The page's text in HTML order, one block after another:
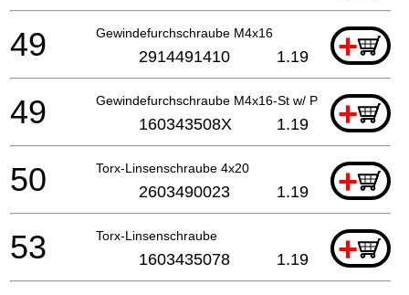
Gewindefurchschraube M4x16 +
49 2914491410 1.19
Gewindefurchschraube M4x16-St w/ Precote 85-3
+
49 160343508X 1.19
Torx-Linsenschraube 4x20 +
50 2603490023 1.19
Torx-Linsenschraube +
53 1603435078 1.19